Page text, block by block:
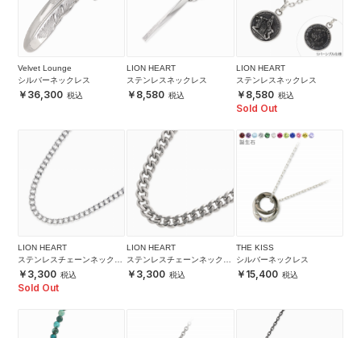
Velvet Lounge
シルバーネックレス
36,300
LION HEART
ステンレスネックレス
8,580
LION HEART
ステンレスネックレス
8,580
Sold Out
LION HEART
ステンレスチェーンネックレ
ス 3,300
Sold Out
LION HEART
ステンレスチェーンネックレ
ス 3,300
THE KISS
シルバーネックレス
15,400